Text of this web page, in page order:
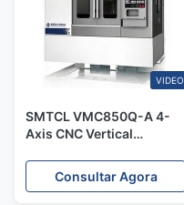
VIDEO
SMTCL VMC850Q-A 4-
Axis CNC Vertical
10000rpm Máquina de
fresagem de precisão
Consultar Agora